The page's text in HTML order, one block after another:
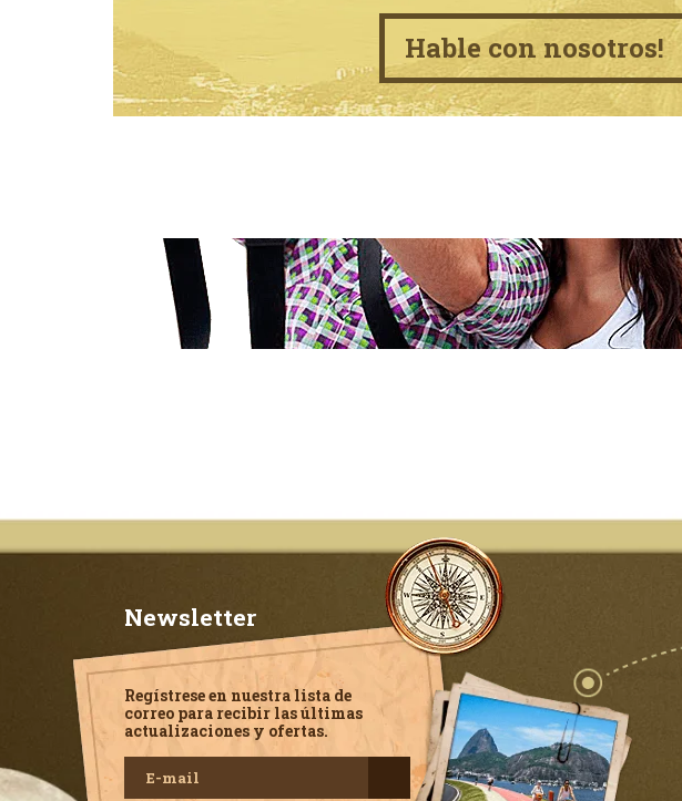
Hable con nosotros!
Newsletter
Regístrese en nuestra lista de
correo para recibir las últimas
actualizaciones y ofertas.